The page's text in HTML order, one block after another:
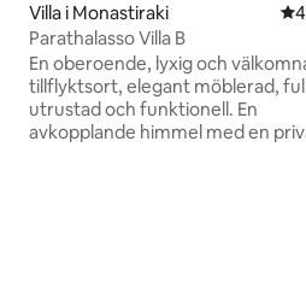
Villa i Monastiraki
Parathalasso Villa B
En oberoende, lyxig och
tillflyktsort, elegant möblerad,
utrustad och funktionell. En
avkopplande himmel med en